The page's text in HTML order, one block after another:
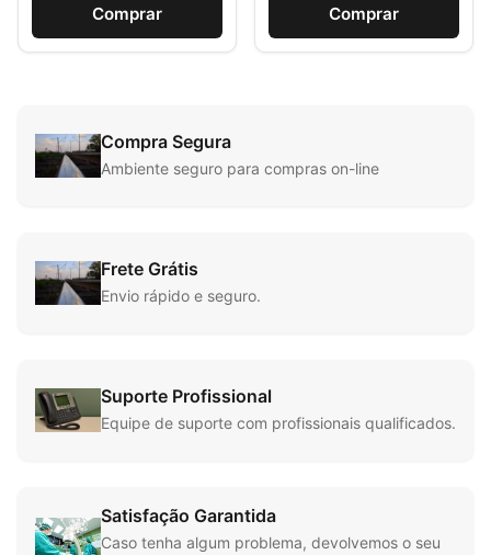
Comprar Comprar
Compra Segura
Ambiente seguro para compras on-line
Frete Grátis
Envio rápido e seguro.
Suporte Profissional
Equipe de suporte com profissionais qualificados.
Satisfação Garantida
Caso tenha algum problema, devolvemos o seu